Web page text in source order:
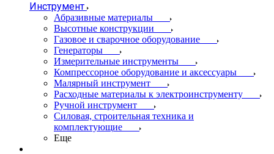
Инструмент
Абразивные материалы
Высотные конструкции
Газовое и сварочное оборудование
Генераторы
Измерительные инструменты
Компрессорное оборудование и аксессуары
Малярный инструмент
Расходные материалы к электроинструменту
Ручной инструмент
Силовая, строительная техника и
комплектующие
Еще